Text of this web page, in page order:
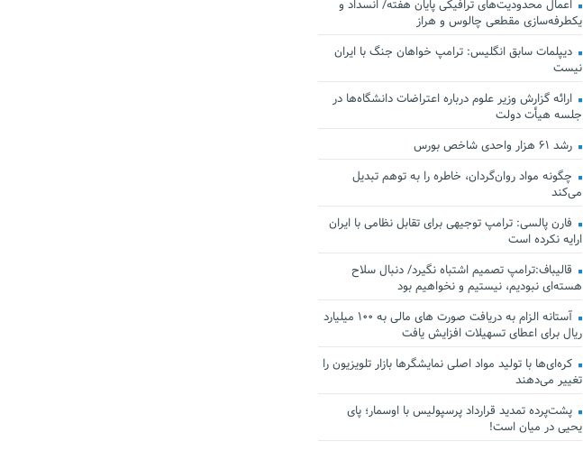
اعمال محدودیت‌های ترافیکی پایان هفته/ انسداد و
یکطرفه‌سازی مقطعی چالوس و هراز
دیپلمات سابق انگلیس:‌ ترامپ خواهان جنگ با ایران
نیست
ارائه گزارش وزیر علوم درباره اعتراضات دانشگاه‌ها در
جلسه هیأت دولت
رشد ۶۱ هزار واحدی شاخص بورس
چگونه مواد روان‌گردان، خاطره را به توهم تبدیل
می‌کند
فارن پالسی: ترامپ توجیهی برای تقابل نظامی با ایران
ارایه نکرده است
قالیباف:ترامپ تصمیم اشتباه نگیرد/ دنبال سلاح
هسته‌ای نبودیم، نیستیم و نخواهیم بود
آستانه الزام به دریافت صورت های مالی به ۱۰۰ میلیارد
ریال برای اعطای تسهیلات افزایش یافت
کره‌ای‌ها با تولید مواد اصلی نمایشگرها بازار تلویزیون را
تغییر می‌دهند
پشت‌پرده تمدید قرارداد پرسپولیس با اوسمار؛ پای
یحیی در میان است!